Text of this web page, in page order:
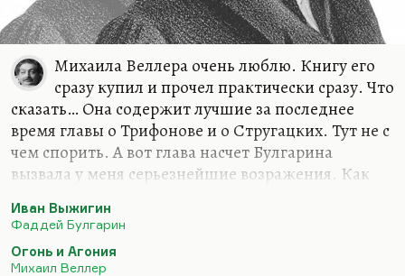
Михаила Веллера очень люблю. Книгу его
сразу купил и прочел практически сразу. Что
сказать… Она содержит лучшие за последнее
время главы о Трифонове и о Стругацких. Тут не с
чем спорить. А вот глава насчет Булгарина
вызвала у меня серьезнейшие возражения. Как
когда булгаринские записки, собранные и
прокомментированные Рейтблатом подробно —
это самые, что ни на есть, доносы.
Иван Выжигин
Фаддей Булгарин
Огонь и Агония
Михаил Веллер